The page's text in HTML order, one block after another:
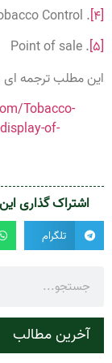
[4]
. Framework Convention on Tobacco Control
[5]
. Point of sale
این مطلب ترجمه
Tobacco-
of-
اشتراک گذاری
تلگرام
آخرین مطالب